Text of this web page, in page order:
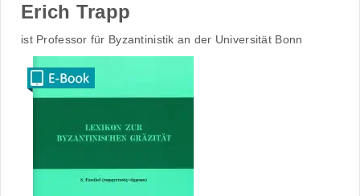
Erich Trapp
ist Professor für Byzantinistik an der Universität Bonn